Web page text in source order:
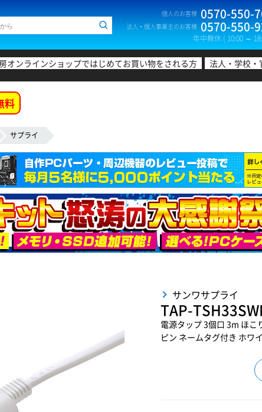
個人のお客様 0570-550-
法人・個人事業主のお客様 0570-550-
年中無休 ( 10:00 ～
オンラインショップではじめてお買い物をされる方 法人・学校
料
サプライ
サンワサプライ
TAP-
電源タップ 3個口 3m ほこ
ピン ネームタグ付き ホワ